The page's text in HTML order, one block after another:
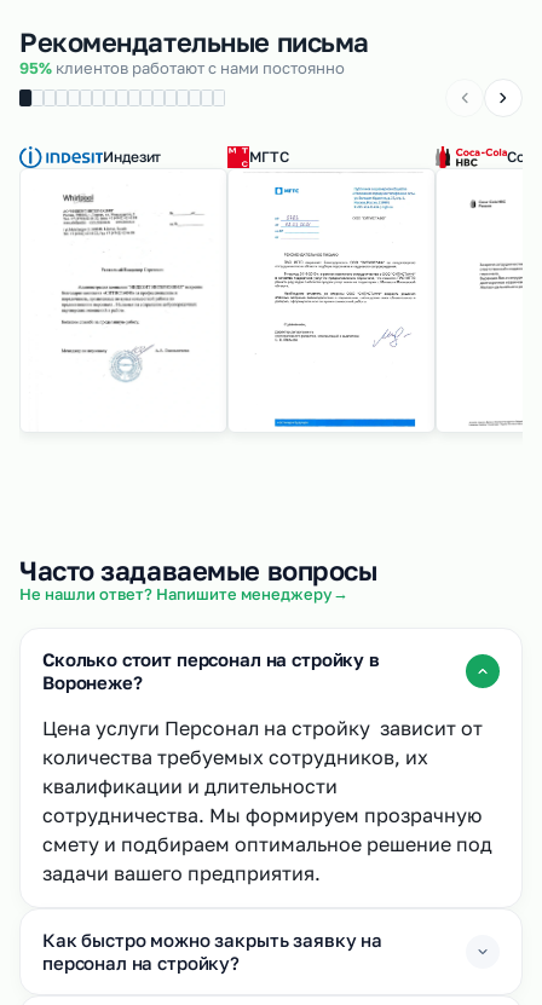
Рекомендательные письма
95% клиентов работают с нами постоянно
Индезит МГТС
Часто задаваемые вопросы
Не нашли ответ? Напишите менеджеру→
Сколько стоит персонал на стройку в
Воронеже?
Цена услуги Персонал на стройку зависит от
количества требуемых сотрудников, их
квалификации и длительности
сотрудничества. Мы формируем прозрачную
смету и подбираем оптимальное решение под
задачи вашего предприятия.
Как быстро можно закрыть заявку на
персонал на стройку?